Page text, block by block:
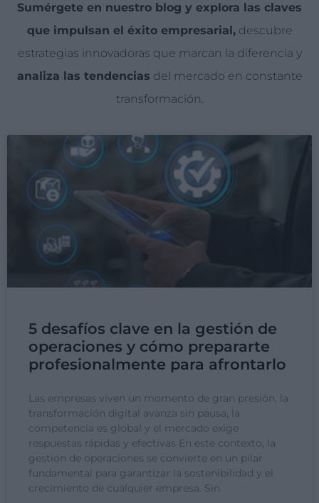
Sumérgete en nuestro blog y explora las claves
que impulsan el éxito empresarial,descubre
estrategias innovadoras que marcan la diferencia y
analiza las tendencias del mercado en constante
transformación.
5 desafíos clave en la gestión de
operaciones y cómo prepararte
profesionalmente para afrontarlo
Las empresas viven un momento de gran presión, la
transformación digital avanza sin pausa, la
competencia es global y el mercado exige
respuestas rápidas y efectivas En este contexto, la
gestión de operaciones se convierte en un pilar
fundamental para garantizar la sostenibilidad y el
crecimiento de cualquier empresa. Sin